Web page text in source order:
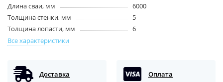
Длина сваи, мм
6000
Толщина стенки, мм
5
Толщина лопасти, мм
6
Все характеристики
Доставка Оплата